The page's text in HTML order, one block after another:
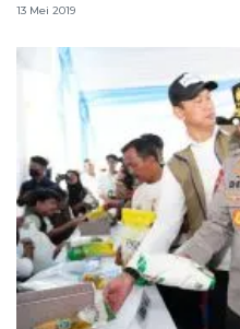
13 Mei 2019